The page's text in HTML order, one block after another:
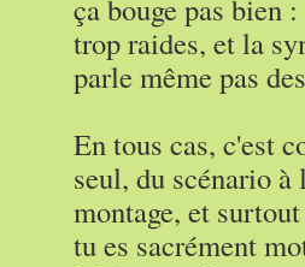
ça bouge pas bien
trop raides, et la
parle même pas
En tous cas, c'est
seul, du scénario
montage, et
tu es sacrément